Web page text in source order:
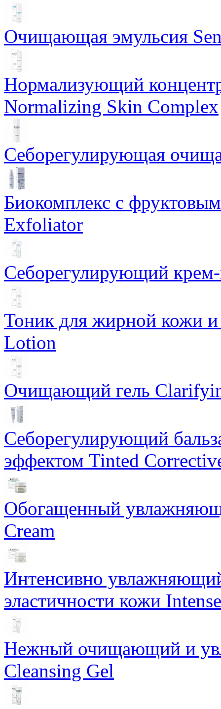
Очищающая эмульсия
Нормализующий
Normalizing Skin Complex
Себорегулирующая
Биокомплекс с
Exfoliator
Себорегулирующий
Тоник для жирной кожи
Lotion
Очищающий гель
Себорегулирующий
эффектом Tinted
Обогащенный
Cream
Интенсивно
эластичности кожи
Нежный очищающий и
Cleansing Gel